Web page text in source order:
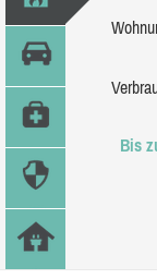
Bis